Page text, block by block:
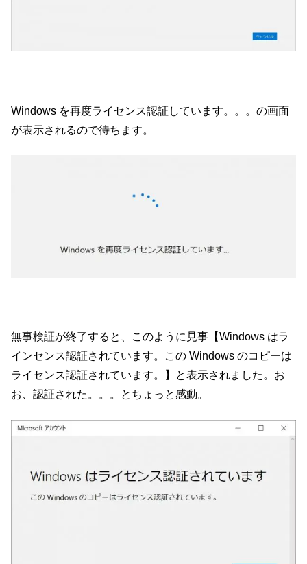
Windows を再度ライセンス認証しています。。。の画面
が表示されるので待ちます。
無事検証が終了すると、このように見事【Windows はラ
インセンス認証されています。この Windows のコピーは
ライセンス認証されています。】と表示されました。お
お、認証された。。。とちょっと感動。